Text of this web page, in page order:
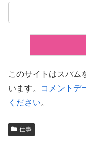
このサイトはスパム
います。
コメントデ
ください。
仕事